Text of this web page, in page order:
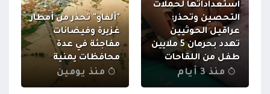
استعداداتها لحملات
التحصين وتحذر:
عراقيل الحوثيين
تهدد بحرمان 5 ملايين
طفل من اللقاحات
منذ 3 أيام
"ألفاو" تحذر من أمطار
غزيرة وفيضانات
مفاجئة في عدة
محافظات يمنية
منذ يومين